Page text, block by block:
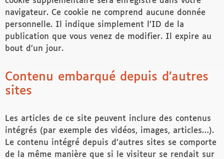
navigateur. Ce cookie ne comprend aucune donnée
personnelle. Il indique simplement l’ID de la
publication que vous venez de modifier. Il expire au
bout d’un jour.
Contenu embarqué depuis d’autres
sites
Les articles de ce site peuvent inclure des contenus
intégrés (par exemple des vidéos, images, articles…).
Le contenu intégré depuis d’autres sites se comporte
de la même manière que si le visiteur se rendait sur